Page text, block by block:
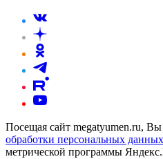
Посещая сайт megatyumen.ru, Вы
обработки персональных данных
метрической программы